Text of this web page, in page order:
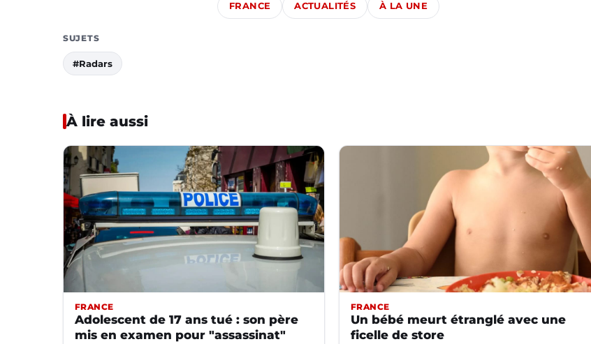
FRANCE ACTUALITÉS À LA UNE
SUJETS
#Radars
À lire aussi
FRANCE
Adolescent de 17 ans tué : son père
mis en examen pour "assassinat"
FRANCE
Un bébé meurt étranglé avec une
ficelle de store